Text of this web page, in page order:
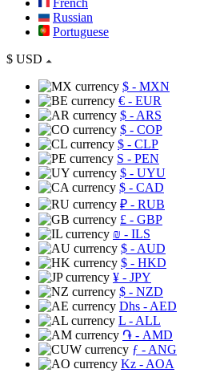
French
Russian
Portuguese
$ USD
$ - MXN
€ - EUR
$ - ARS
$ - COP
$ - CLP
S - PEN
$ - UYU
$ - CAD
₽ - RUB
£ - GBP
₪ - ILS
$ - AUD
$ - HKD
¥ - JPY
$ - NZD
Dhs - AED
L - ALL
֏ - AMD
ƒ - ANG
Kz - AOA